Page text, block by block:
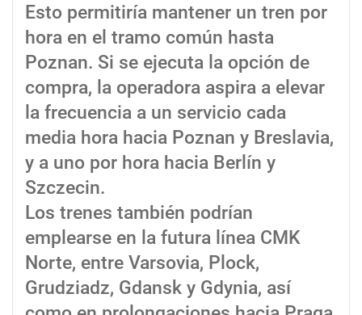
Esto permitiría mantener un tren por
hora en el tramo común hasta
Poznan. Si se ejecuta la opción de
compra, la operadora aspira a elevar
la frecuencia a un servicio cada
media hora hacia Poznan y Breslavia,
y a uno por hora hacia Berlín y
Szczecin.
Los trenes también podrían
emplearse en la futura línea CMK
Norte, entre Varsovia, Plock,
Grudziadz, Gdansk y Gdynia, así